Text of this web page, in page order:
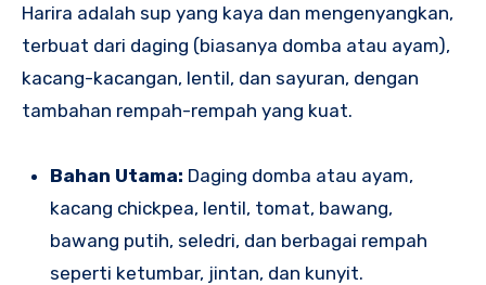
Harira adalah sup yang kaya dan mengenyangkan,
terbuat dari daging (biasanya domba atau ayam),
kacang-kacangan, lentil, dan sayuran, dengan
tambahan rempah-rempah yang kuat.
Bahan Utama: Daging domba atau ayam,
kacang chickpea, lentil, tomat, bawang,
bawang putih, seledri, dan berbagai rempah
seperti ketumbar, jintan, dan kunyit.